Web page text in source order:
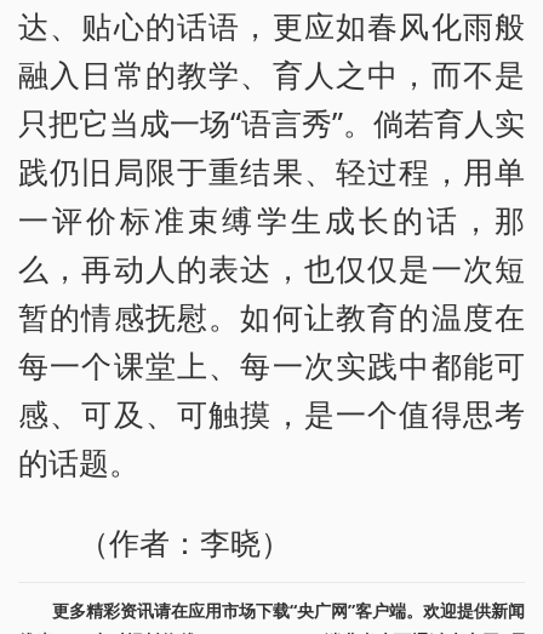
达、贴心的话语，更应如春风化雨般
融入日常的教学、育人之中，而不是
只把它当成一场“语言秀”。倘若育人实
践仍旧局限于重结果、轻过程，用单
一评价标准束缚学生成长的话，那
么，再动人的表达，也仅仅是一次短
暂的情感抚慰。如何让教育的温度在
每一个课堂上、每一次实践中都能可
感、可及、可触摸，是一个值得思考
的话题。
（作者：李晓）
更多精彩资讯请在应用市场下载“央广网”客户端。欢迎提供新闻